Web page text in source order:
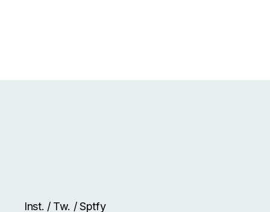
Inst. / Tw. /Sptfy